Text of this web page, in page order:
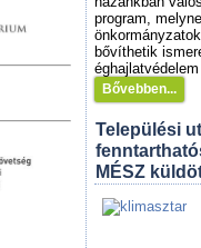
program,
bővíthetik
Bővebben...
Települési
MÉSZ